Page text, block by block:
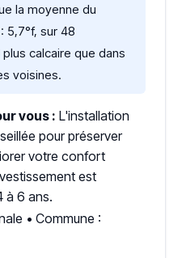
la moyenne du
5,7°f, sur 48
calcaire que dans
voisines.
vous : L'installation
pour préserver
votre confort
est
à 6 ans.
• Commune :